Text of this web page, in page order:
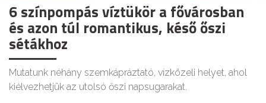
6 színpompás víztükör a fővárosban
és azon túl romantikus, késő őszi
sétákhoz
Mutatunk néhány szemkápráztató, vízközeli helyet, ahol
kiélvezhetjük az utolsó őszi napsugarakat.